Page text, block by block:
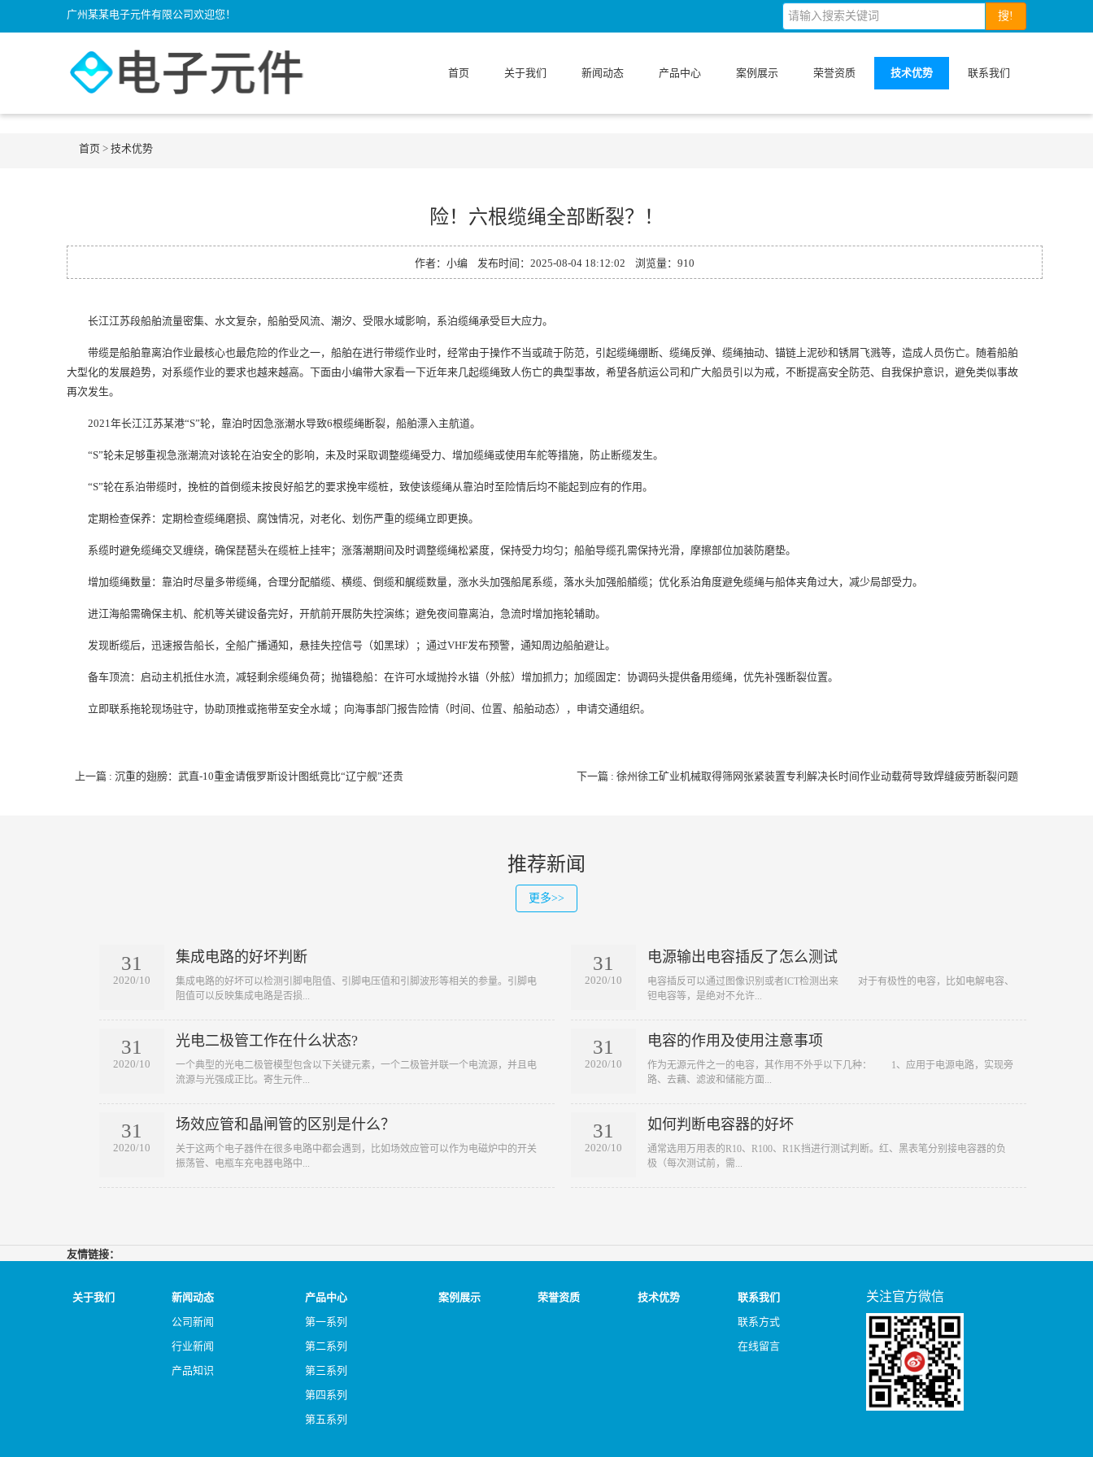
广州某某电子元件有限公司欢迎您！ 搜!
首页 关于我们 新闻动态 产品中心 案例展示 荣誉资质 技术优势 联系我们
首页 > 技术优势
险！六根缆绳全部断裂？！
作者：小编 发布时间：2025-08-04 18:12:02 浏览量： 910
长江江苏段船舶流量密集、水文复杂，船舶受风流、潮汐、受限水域影响，系泊缆绳承受巨大应力。
带缆是船舶靠离泊作业最核心也最危险的作业之一，船舶在进行带缆作业时，经常由于操作不当或疏于防范，引起缆绳绷断、缆绳反弹、缆绳抽动、锚链上泥砂和锈屑飞溅等，造成人员伤亡。随着船舶
大型化的发展趋势，对系缆作业的要求也越来越高。下面由小编带大家看一下近年来几起缆绳致人伤亡的典型事故，希望各航运公司和广大船员引以为戒，不断提高安全防范、自我保护意识，避免类似事故
再次发生。
2021年长江江苏某港“S”轮，靠泊时因急涨潮水导致6根缆绳断裂，船舶漂入主航道。
“S”轮未足够重视急涨潮流对该轮在泊安全的影响，未及时采取调整缆绳受力、增加缆绳或使用车舵等措施，防止断缆发生。
“S”轮在系泊带缆时，挽桩的首倒缆未按良好船艺的要求挽牢缆桩，致使该缆绳从靠泊时至险情后均不能起到应有的作用。
定期检查保养：定期检查缆绳磨损、腐蚀情况，对老化、划伤严重的缆绳立即更换。
系缆时避免缆绳交叉缠绕，确保琵琶头在缆桩上挂牢；涨落潮期间及时调整缆绳松紧度，保持受力均匀；船舶导缆孔需保持光滑，摩擦部位加装防磨垫。
增加缆绳数量：靠泊时尽量多带缆绳，合理分配艏缆、横缆、倒缆和艉缆数量，涨水头加强船尾系缆，落水头加强船艏缆；优化系泊角度避免缆绳与船体夹角过大，减少局部受力。
进江海船需确保主机、舵机等关键设备完好，开航前开展防失控演练；避免夜间靠离泊，急流时增加拖轮辅助。
发现断缆后，迅速报告船长，全船广播通知，悬挂失控信号（如黑球）；通过VHF发布预警，通知周边船舶避让。
备车顶流：启动主机抵住水流，减轻剩余缆绳负荷；抛锚稳船：在许可水域抛拎水锚（外舷）增加抓力；加缆固定：协调码头提供备用缆绳，优先补强断裂位置。
立即联系拖轮现场驻守，协助顶推或拖带至安全水域 ；向海事部门报告险情（时间、位置、船舶动态），申请交通组织。
上一篇 : 沉重的翅膀：武直-10重金请俄罗斯设计图纸竟比“辽宁舰”还贵 下一篇 : 徐州徐工矿业机械取得筛网张紧装置专利解决长时间作业动载荷导致焊缝疲劳断裂问题
推荐新闻
更多>>
31
2020/10
集成电路的好坏判断
​集成电路的好坏可以检测引脚电阻值、引脚电压值和引脚波形等相关的参量。引脚电
阻值可以反映集成电路是否损...
31
2020/10
光电二极管工作在什么状态?
​一个典型的光电二极管模型包含以下关键元素，一个二极管并联一个电流源，并且电
流源与光强成正比。寄生元件...
31
2020/10
场效应管和晶闸管的区别是什么？
​关于这两个电子器件在很多电路中都会遇到，比如场效应管可以作为电磁炉中的开关
振荡管、电瓶车充电器电路中...
31
2020/10
电源输出电容插反了怎么测试
​电容插反可以通过图像识别或者ICT检测出来 对于有极性的电容，比如电解电容、
钽电容等，是绝对不允许...
31
2020/10
电容的作用及使用注意事项
​作为无源元件之一的电容，其作用不外乎以下几种： 1、应用于电源电路，实现旁
路、去藕、滤波和储能方面...
31
2020/10
如何判断电容器的好坏
​通常选用万用表的R10、R100、R1K挡进行测试判断。红、黑表笔分别接电容器的负
极（每次测试前，需...
友情链接：
关于我们
新闻动态
公司新闻
行业新闻
产品知识
产品中心
第一系列
第二系列
第三系列
第四系列
第五系列
案例展示 荣誉资质 技术优势
联系我们
联系方式
在线留言
关注官方微信